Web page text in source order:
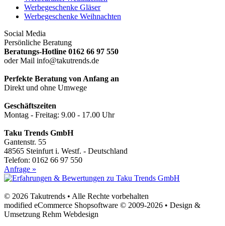
Werbegeschenke Gläser
Werbegeschenke Weihnachten
Social Media
Persönliche Beratung
Beratungs-Hotline 0162 66 97 550
oder Mail info@takutrends.de
Perfekte Beratung von Anfang an
Direkt und ohne Umwege
Geschäftszeiten
Montag - Freitag: 9.00 - 17.00 Uhr
Taku Trends GmbH
Gantenstr. 55
48565 Steinfurt i. Westf. - Deutschland
Telefon: 0162 66 97 550
Anfrage »
© 2026 Takutrends • Alle Rechte vorbehalten
modified eCommerce Shopsoftware © 2009-2026 • Design &
Umsetzung Rehm Webdesign